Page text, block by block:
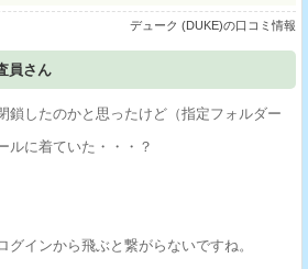
デューク (DUKE)の口コミ情報
員さん
鎖したのかと思ったけど（指定フォルダー
ルに着ていた・・・？
グインから飛ぶと繋がらないですね。